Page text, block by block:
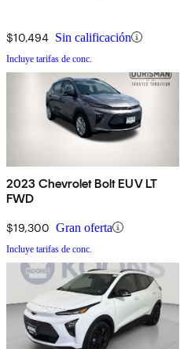
$10,494 Sin calificación
Incluye tarifas de conc.
2023 Chevrolet Bolt EUV LT
FWD
$19,300 Gran oferta
Incluye tarifas de conc.